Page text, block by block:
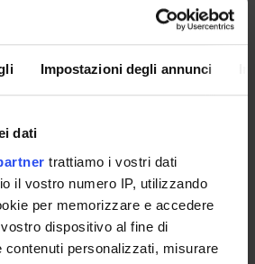
Impostazioni degli annunci
dati
trattiamo i vostri dati
il vostro numero IP, utilizzando
per memorizzare e accedere
dispositivo al fine di
contenuti personalizzati, misurare